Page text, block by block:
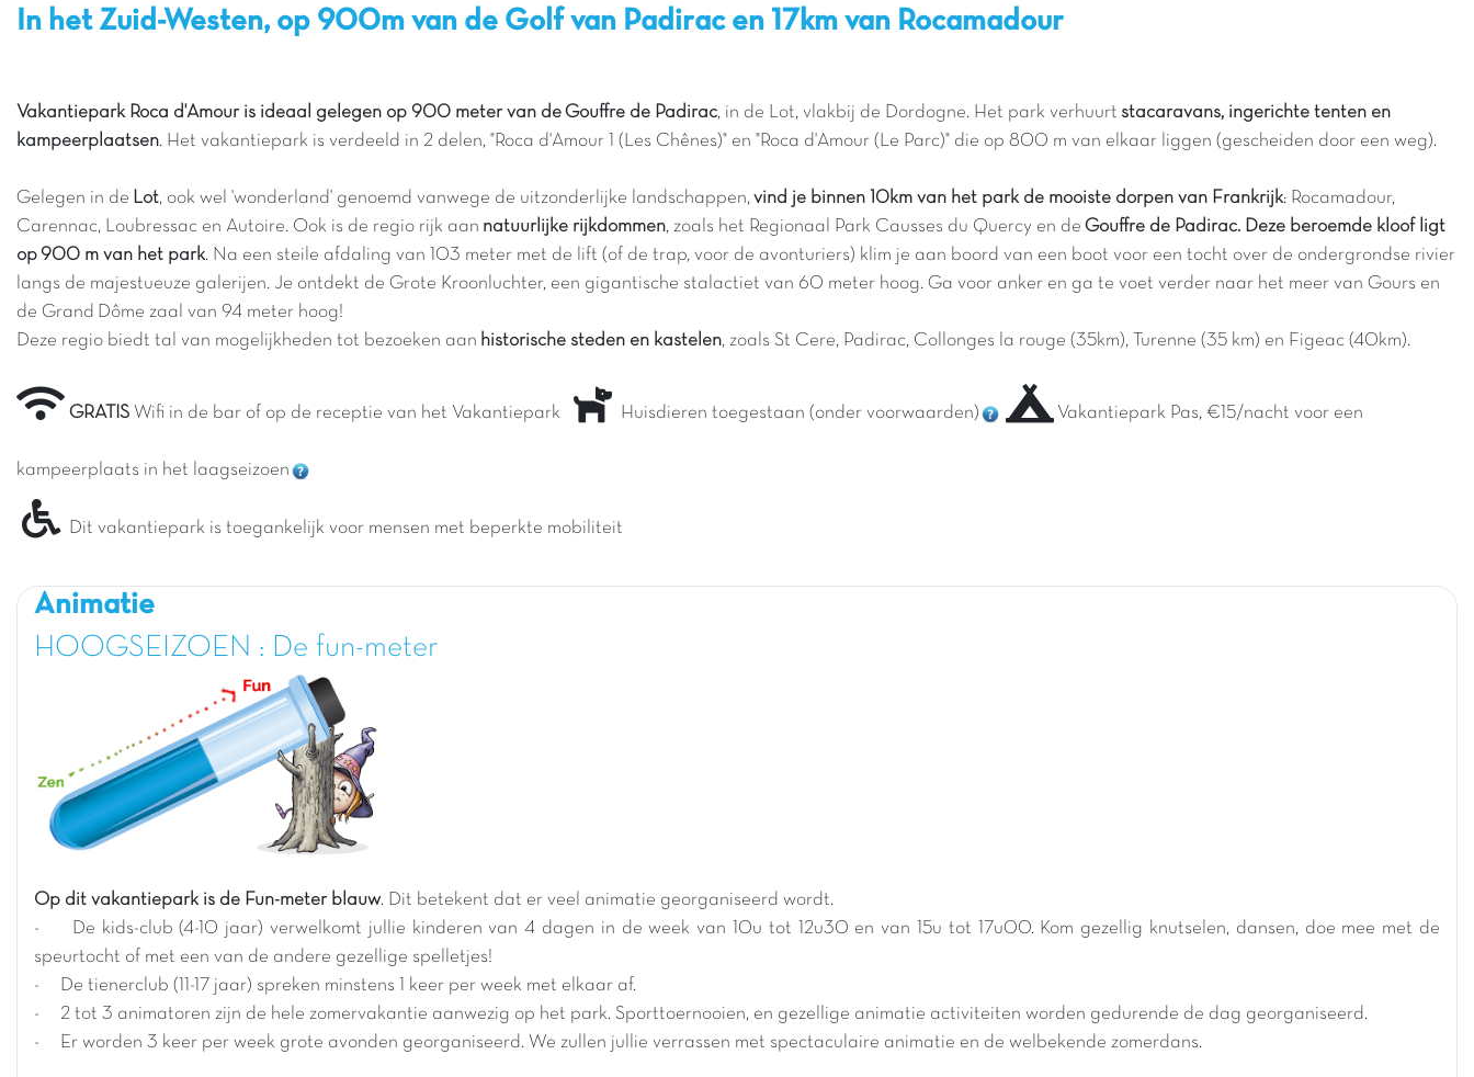
In het Zuid-Westen, op 900m van de Golf van Padirac en 17km van Rocamadour
Vakantiepark Roca d'Amour is ideaal gelegen op 900 meter van de Gouffre de Padirac, in de Lot, vlakbij de Dordogne. Het park verhuurt stacaravans, ingerichte tenten en
kampeerplaatsen. Het vakantiepark is verdeeld in 2 delen, "Roca d'Amour 1 (Les Chênes)" en "Roca d'Amour (Le Parc)" die op 800 m van elkaar liggen (gescheiden door een weg).
Gelegen in de Lot, ook wel 'wonderland' genoemd vanwege de uitzonderlijke landschappen,vind je binnen 10km van het park de mooiste dorpen van Frankrijk: Rocamadour,
Carennac, Loubressac en Autoire. Ook is de regio rijk aan natuurlijke rijkdommen, zoals het Regionaal Park Causses du Quercy en de Gouffre de Padirac. Deze beroemde kloof ligt
op 900 m van het park. Na een steile afdaling van 103 meter met de lift (of de trap, voor de avonturiers) klim je aan boord van een boot voor een tocht over de ondergrondse rivier
langs de majestueuze galerijen. Je ontdekt de Grote Kroonluchter, een gigantische stalactiet van 60 meter hoog. Ga voor anker en ga te voet verder naar het meer van Gours en
de Grand Dôme zaal van 94 meter hoog!
Deze regio biedt tal van mogelijkheden tot bezoeken aan historische steden en kastelen, zoals St Cere, Padirac, Collonges la rouge (35km), Turenne (35 km) en Figeac (40km).
GRATIS Wifi in de bar of op de receptie van het Vakantiepark Huisdieren toegestaan (onder voorwaarden) Vakantiepark Pas, €15/nacht voor een
kampeerplaats in het laagseizoen
Dit vakantiepark is toegankelijk voor mensen met beperkte mobiliteit
Animatie
HOOGSEIZOEN : De fun-meter
Op dit vakantiepark is de Fun-meter blauw. Dit betekent dat er veel animatie georganiseerd wordt.
- De kids-club (4-10 jaar) verwelkomt jullie kinderen van 4 dagen in de week van 10u tot 12u30 en van 15u tot 17u00. Kom gezellig knutselen, dansen, doe mee met de
speurtocht of met een van de andere gezellige spelletjes!
- De tienerclub (11-17 jaar) spreken minstens 1 keer per week met elkaar af.
- 2 tot 3 animatoren zijn de hele zomervakantie aanwezig op het park. Sporttoernooien, en gezellige animatie activiteiten worden gedurende de dag georganiseerd.
- Er worden 3 keer per week grote avonden georganiseerd. We zullen jullie verrassen met spectaculaire animatie en de welbekende zomerdans.